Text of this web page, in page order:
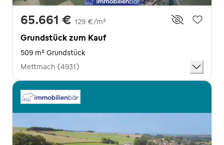
65.661 € 129 €/m²
Grundstück zum Kauf
509 m² Grundstück
Mettmach (4931)